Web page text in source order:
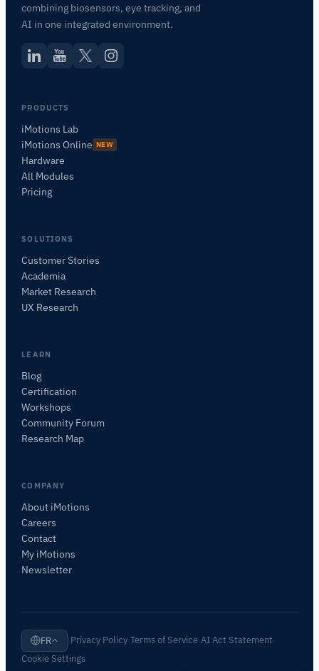
combining biosensors, eye tracking, and
AI in one integrated environment.
PRODUCTS
iMotions Lab
iMotions Online NEW
Hardware
All Modules
Pricing
SOLUTIONS
Customer Stories
Academia
Market Research
UX Research
LEARN
Blog
Certification
Workshops
Community Forum
Research Map
COMPANY
About iMotions
Careers
Contact
My iMotions
Newsletter
FR Privacy Policy ·Terms of Service ·AI Act Statement
Cookie Settings
Posez des questions sur les méthodes de
POSER UNE QUESTION SUR CET ARTICLE
Résumer cet article